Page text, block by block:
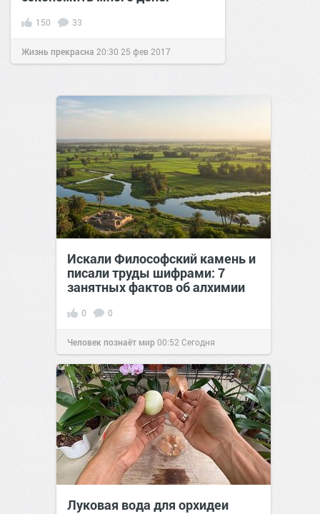
150 33
Жизнь прекрасна 20:30 25 фев 2017
Искали Философский камень и
писали труды шифрами: 7
занятных фактов об алхимии
0 0
Человек познаёт мир00:52 Сегодня
Луковая вода для орхидеи